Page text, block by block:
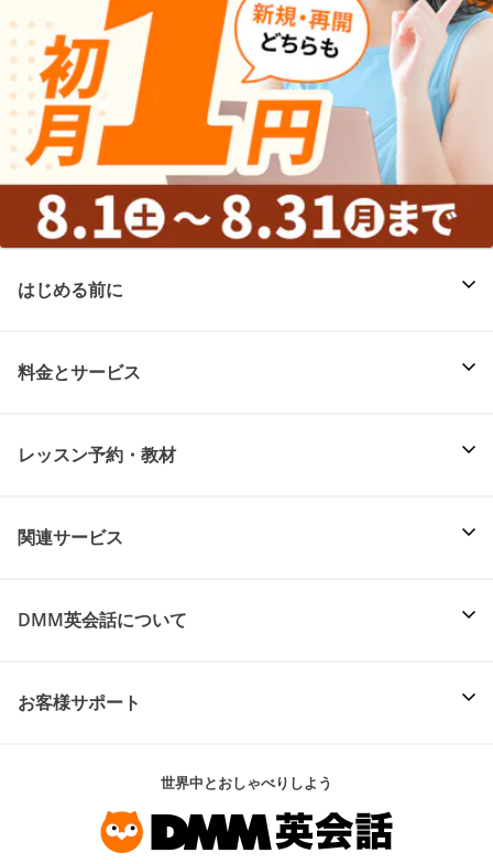
はじめる前に
料金とサービス
レッスン予約・教材
関連サービス
DMM英会話について
お客様サポート
世界中とおしゃべりしよう